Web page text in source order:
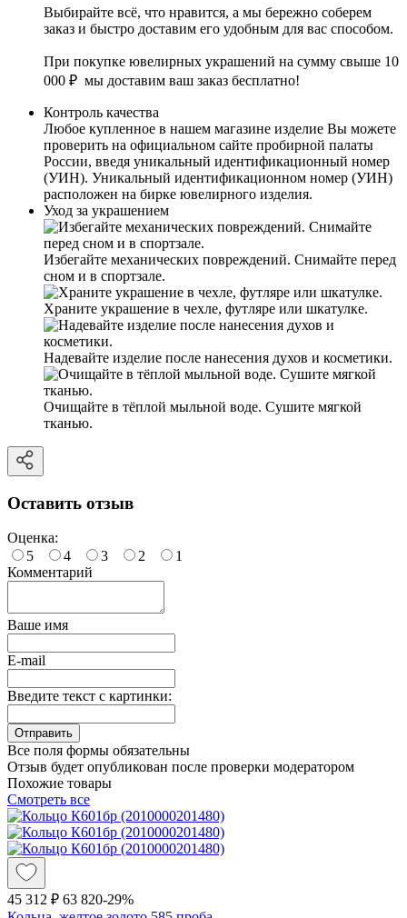
Выбирайте всё, что нравится, а мы бережно соберем
заказ и быстро доставим его удобным для вас способом.
При покупке ювелирных украшений на сумму свыше 10
000 ₽ мы доставим ваш заказ бесплатно!
Контроль качества
Любое купленное в нашем магазине изделие Вы можете
проверить на официальном сайте пробирной палаты
России, введя уникальный идентификационный номер
(УИН). Уникальный идентификационном номер (УИН)
расположен на бирке ювелирного изделия.
Уход за украшением
Избегайте механических повреждений. Снимайте перед
сном и в спортзале.
Храните украшение в чехле, футляре или шкатулке.
Надевайте изделие после нанесения духов и косметики.
Очищайте в тёплой мыльной воде. Сушите мягкой
тканью.
Оставить отзыв
Оценка:
5
4 3 2
1
Комментарий
Ваше имя
E-mail
Введите текст с картинки:
Все поля формы обязательны
Отзыв будет опубликован после проверки модератором
Похожие товары
Смотреть все
45 312 ₽ 63 820-29%